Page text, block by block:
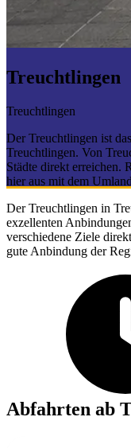
Treuchtlingen
Treuchtlingen
Der Treuchtlingen ist
Treuchtlingen. Von
Städte direkt erreichen.
hier aus mit dem
Der Treuchtlingen in
exzellenten
verschiedene Ziele
gute Anbindung der
Abfahrten ab